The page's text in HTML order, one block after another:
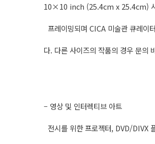
10×10 inch (25.4cm x 25.4cm) 사
프레이밍되며 CICA 미술관 큐레이
다. 다른 사이즈의 작품의 경우 문의
– 영상 및 인터렉티브 아트
전시를 위한 프로젝터, DVD/DIVX